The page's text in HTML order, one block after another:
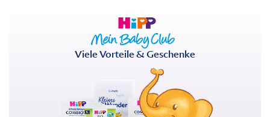
Viele Vorteile & Geschenke